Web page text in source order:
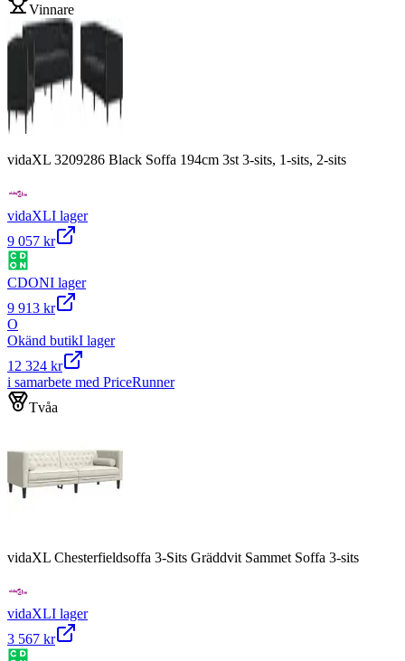
Vinnare
vidaXL 3209286 Black Soffa 194cm 3st 3-sits, 1-sits, 2-sits
vidaXLI lager
9 057 kr
CDONI lager
9 913 kr
O
Okänd butikI lager
12 324 kr
i samarbete med PriceRunner
Tvåa
vidaXL Chesterfieldsoffa 3-Sits Gräddvit Sammet Soffa 3-sits
vidaXLI lager
3 567 kr